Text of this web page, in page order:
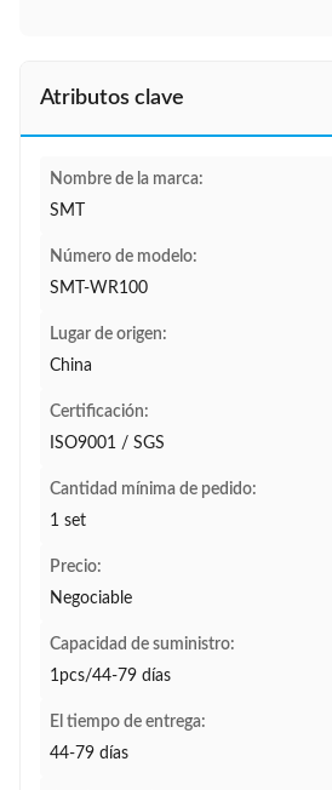
Atributos clave
Nombre de la marca:
SMT
Número de modelo:
SMT-WR100
Lugar de origen:
China
Certificación:
ISO9001 / SGS
Cantidad mínima de pedido:
1 set
Precio:
Negociable
Capacidad de suministro:
1pcs/44-79 días
El tiempo de entrega:
44-79 días